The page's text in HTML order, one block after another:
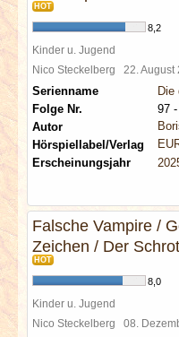
REDAKTION
LINKS
ARCHIV
HOT
8,2
Kinder u. Jugend
Nico Steckelberg 22. August
Serienname
Die
Folge Nr.
97
Autor
Hörspiellabel/Verlag
Erscheinungsjahr
Falsche Vampire /
Zeichen / Der
HOT
8,0
Kinder u. Jugend
Nico Steckelberg 08.